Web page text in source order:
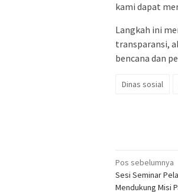
kami dapat
Langkah ini
transparansi,
bencana dan
Dinas sosial
Navigasi
pos
Pos sebelumnya
Sesi Seminar
Mendukung Misi